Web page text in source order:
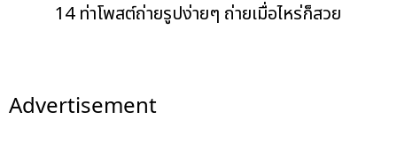
14 ท่าโพสต์ถ่ายรูปง่ายๆ ถ่ายเมื่อไหร่ก็สวย
Advertisement